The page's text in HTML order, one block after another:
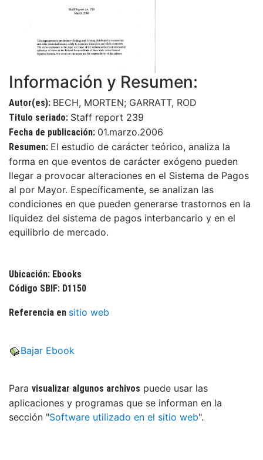
Información y Resumen:
Autor(es): BECH, MORTEN; GARRATT, ROD
Titulo seriado: Staff report 239
Fecha de publicación: 01.marzo.2006
Resumen: El estudio de carácter teórico, analiza la
forma en que eventos de carácter exógeno pueden
llegar a provocar alteraciones en el Sistema de Pagos
al por Mayor. Específicamente, se analizan las
condiciones en que pueden generarse trastornos en la
liquidez del sistema de pagos interbancario y en el
equilibrio de mercado.
Ubicación: Ebooks
Código SBIF: D1150
Referencia en sitio web
Bajar Ebook
Para visualizar algunos archivos puede usar las
aplicaciones y programas que se informan en la
sección "Software utilizado en el sitio web".